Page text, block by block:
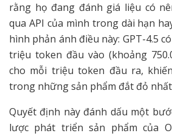
rằng họ đang đánh giá liệu có
qua API của mình trong dài hạn
hình phản ánh điều này: GPT-4.5
triệu token đầu vào (khoảng
cho mỗi triệu token đầu ra,
trong những sản phẩm đắt đỏ nhất
Quyết định này đánh dấu một
lược phát triển sản phẩm của